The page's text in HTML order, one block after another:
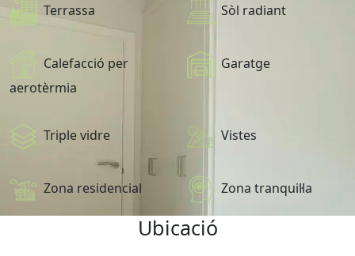
Terrassa Sòl radiant
Calefacció per
aerotèrmia
Garatge
Triple vidre Vistes
Zona residencial Zona tranquil·la
Ubicació